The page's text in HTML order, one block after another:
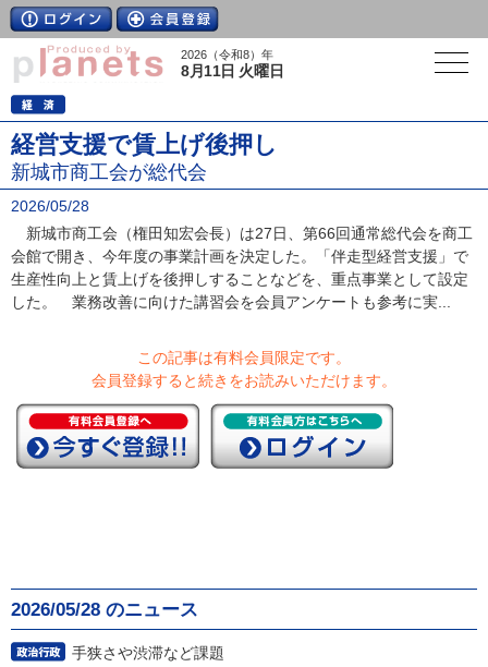
2026（令和8）年
8月11日 火曜日
経営支援で賃上げ後押し
新城市商工会が総代会
2026/05/28
新城市商工会（権田知宏会長）は27日、第66回通常総代会を商工
会館で開き、今年度の事業計画を決定した。「伴走型経営支援」で
生産性向上と賃上げを後押しすることなどを、重点事業として設定
した。 業務改善に向けた講習会を会員アンケートも参考に実...
この記事は有料会員限定です。
会員登録すると続きをお読みいただけます。
2026/05/28 のニュース
手狭さや渋滞など課題